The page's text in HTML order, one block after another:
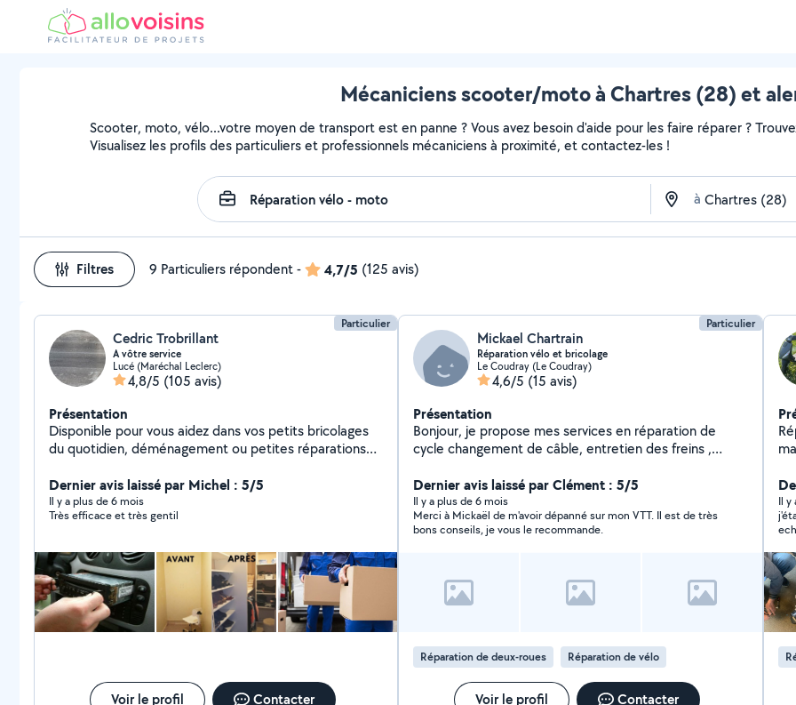
Mécaniciens scooter/moto à Chartres (28) et
Scooter, moto, vélo...votre moyen de transport est en panne ? Vous avez besoin d'aide pour les faire réparer ?
Visualisez les profils des particuliers et professionnels mécaniciens à proximité, et contactez-les !
à
Filtres 9 Particuliers répondent- 4,7/5 (125 avis)
Particulier
Cedric Trobrillant
A vôtre service
Lucé (Maréchal Leclerc)
4,8/5 (105 avis)
Présentation
Disponible pour vous aidez dans vos petits bricolages
du quotidien, déménagement ou petites réparations
et pointilleuse.
Dernier avis laissé par Michel : 5/5
Il y a plus de 6 mois
Très efficace et très gentil
Voir le profil Contacter
Particulier
Mickael Chartrain
Réparation vélo et bricolage
Le Coudray (Le Coudray)
4,6/5 (15 avis)
Présentation
Bonjour, je propose mes services en réparation de
cycle changement de câble, entretien des freins ,
bricolage montage de petit meuble ou autres
Dernier avis laissé par Clément : 5/5
Il y a plus de 6 mois
Merci à Mickaël de m'avoir dépanné sur mon VTT. Il est de très
bons conseils, je vous le recommande.
Réparation de deux-roues Réparation de vélo
Voir le profil Contacter
Il y